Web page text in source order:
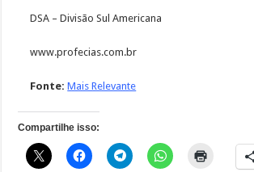
DSA – Divisão Sul Americana
www.profecias.com.br
Fonte: Mais Relevante
Compartilhe isso: